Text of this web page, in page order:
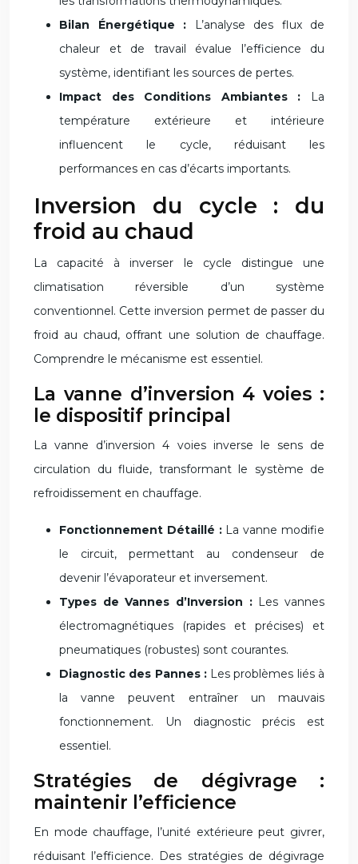
Bilan Énergétique :
L’analyse des flux de
chaleur et de travail évalue l’efficience du
système, identifiant les sources de pertes.
Impact des Conditions Ambiantes :
La
température extérieure et intérieure
influencent le cycle, réduisant les
performances en cas d’écarts importants.
Inversion du cycle : du
froid au chaud
La capacité à inverser le cycle distingue une
climatisation réversible d’un système
conventionnel. Cette inversion permet de passer du
froid au chaud, offrant une solution de chauffage.
Comprendre le mécanisme est essentiel.
La vanne d’inversion 4 voies :
le dispositif principal
La vanne d’inversion 4 voies inverse le sens de
circulation du fluide, transformant le système de
refroidissement en chauffage.
Fonctionnement Détaillé : La vanne modifie
le circuit, permettant au condenseur de
devenir l’évaporateur et inversement.
Types de Vannes d’Inversion : Les vannes
électromagnétiques (rapides et précises) et
pneumatiques (robustes) sont courantes.
Diagnostic des Pannes : Les problèmes liés à
la vanne peuvent entraîner un mauvais
fonctionnement. Un diagnostic précis est
essentiel.
Stratégies de dégivrage :
maintenir l’efficience
En mode chauffage, l’unité extérieure peut givrer,
réduisant l’efficience. Des stratégies de dégivrage